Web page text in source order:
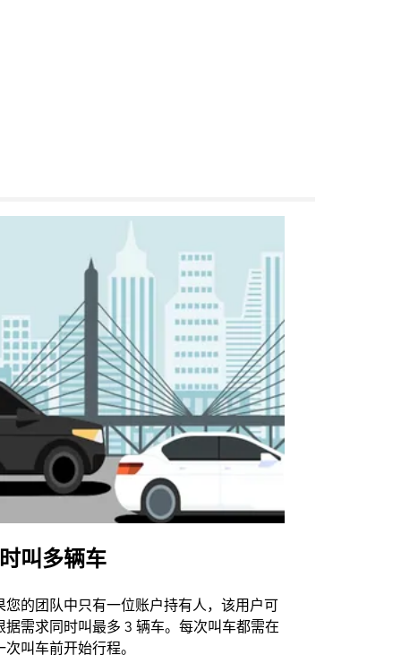
叫多辆车
您的团队中只有一位账户持有人，该用户可
据需求同时叫最多 3 辆车。每次叫车都需在
次叫车前开始行程。